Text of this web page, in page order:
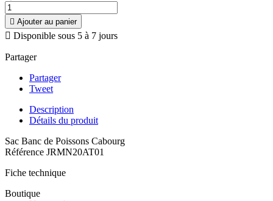
 Ajouter au panier
 Disponible sous 5 à 7 jours
Partager
Partager
Tweet
Description
Détails du produit
Sac Banc de Poissons Cabourg
Référence JRMN20AT01
Fiche technique
Boutique